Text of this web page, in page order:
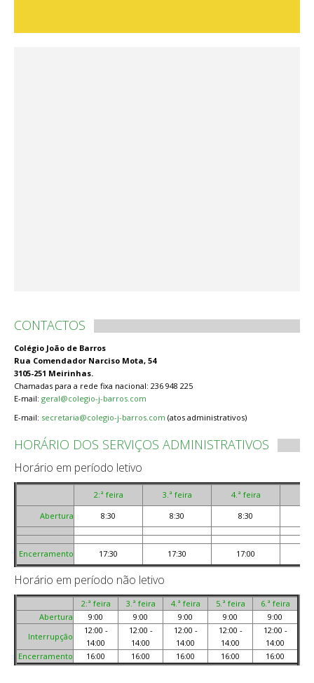
CONTACTOS
Colégio João de Barros
Rua Comendador Narciso Mota, 54
3105-251 Meirinhas.
Chamadas para a rede fixa nacional: 236 948 225
E-mail: geral@colegio-j-barros.com
E-mail: secretaria@colegio-j-barros.com (atos administrativos)
HORÁRIO DOS SERVIÇOS ADMINISTRATIVOS
Horário em período letivo
2:ª feira 3.ª feira 4.ª feira
Abertura
8:30 8:30 8:30
Encerramento 17:30 17:30 17:00
Horário em período não letivo
2:ª feira 3.ª feira 4.ª feira 5.ª feira
6.ª feira
Abertura
9:00 9:00 9:00 9:00
9:00
Interrupção
12:00 -
14:00
12:00 -
14:00
12:00 -
14:00
12:00 -
14:00
12:00 -
14:00
Encerramento
16:00 16:00 16:00 16:00 16:00